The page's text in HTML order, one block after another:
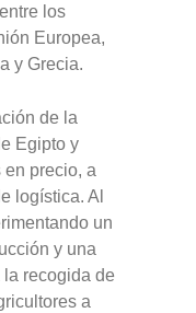
los
Europea,
y Grecia.
de la
Egipto y
precio, a
logística. Al
un
y una
recogida de
a